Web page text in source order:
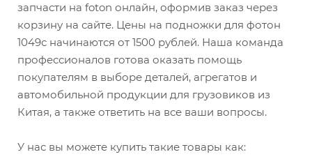
запчасти на foton онлайн, оформив заказ через
корзину на сайте. Цены на подножки для фотон
1049с начинаются от 1500 рублей. Наша команда
профессионалов готова оказать помощь
покупателям в выборе деталей, агрегатов и
автомобильной продукции для грузовиков из
Китая, а также ответить на все ваши вопросы.
У нас вы можете купить такие товары как: